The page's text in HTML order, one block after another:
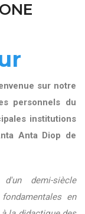
sur notre
personnels du
institutions
Anta Diop de
demi-siècle
en